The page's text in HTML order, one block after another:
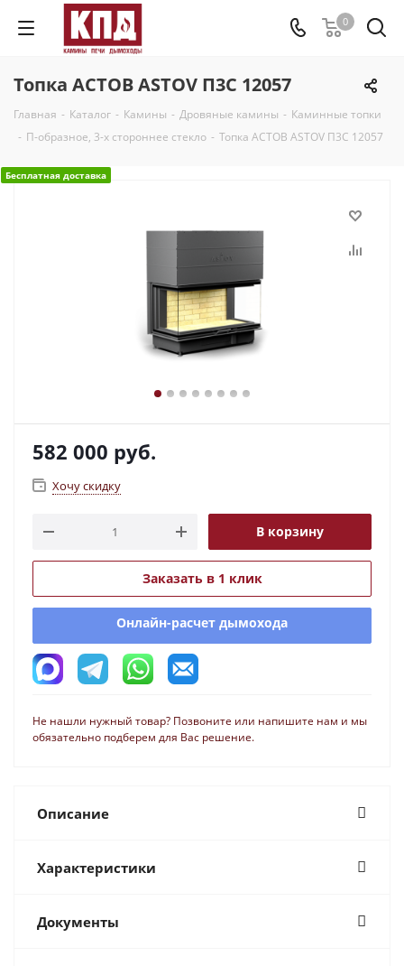
0
Топка АСТОВ ASTOV П3С 12057
Главная - Каталог - Камины - Дровяные камины - Каминные топки
- П-образное, 3-х стороннее стекло - Топка АСТОВ ASTOV П3С 12057
Бесплатная доставка
582 000 руб.
Хочу скидку
В корзину
Заказать в 1 клик
Онлайн-расчет дымохода
Не нашли нужный товар? Позвоните или напишите нам и мы
обязательно подберем для Вас решение.
Описание
Характеристики
Документы